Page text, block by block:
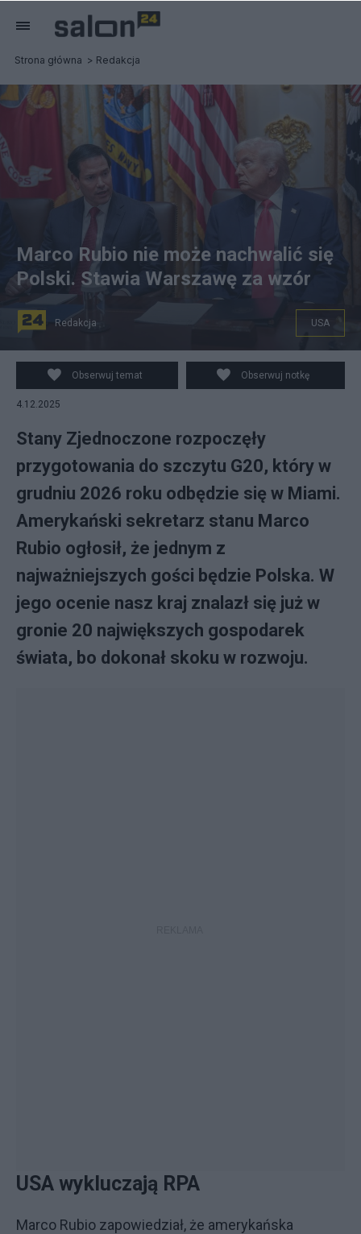
Strona główna Redakcja
Marco Rubio nie może nachwalić się
Polski. Stawia Warszawę za wzór
Redakcja USA
Obserwuj temat Obserwuj notkę
4.12.2025
Stany Zjednoczone rozpoczęły
przygotowania do szczytu G20, który w
grudniu 2026 roku odbędzie się w Miami.
Amerykański sekretarz stanu Marco
Rubio ogłosił, że jednym z
najważniejszych gości będzie Polska. W
jego ocenie nasz kraj znalazł się już w
gronie 20 największych gospodarek
świata, bo dokonał skoku w rozwoju.
USA wykluczają RPA
Marco Rubio zapowiedział, że amerykańska